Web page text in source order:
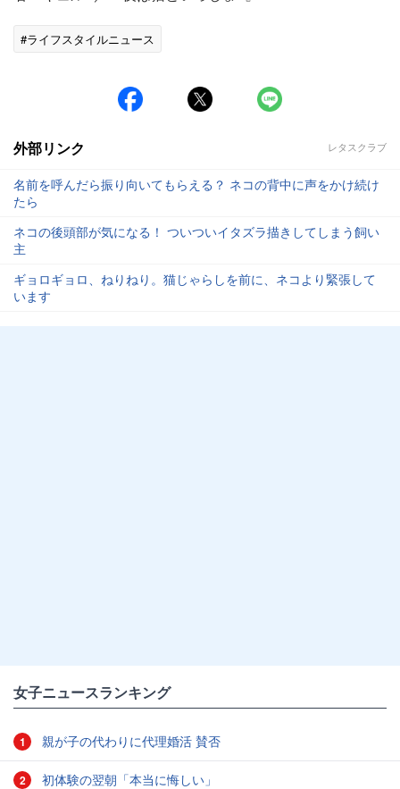
#ライフスタイルニュース
外部リンク レタスクラブ
名前を呼んだら振り向いてもらえる？ ネコの背中に声をかけ続け
たら
ネコの後頭部が気になる！ ついついイタズラ描きしてしまう飼い
主
ギョロギョロ、ねりねり。猫じゃらしを前に、ネコより緊張して
います
女子ニュースランキング
1 親が子の代わりに代理婚活 賛否
2 初体験の翌朝「本当に悔しい」